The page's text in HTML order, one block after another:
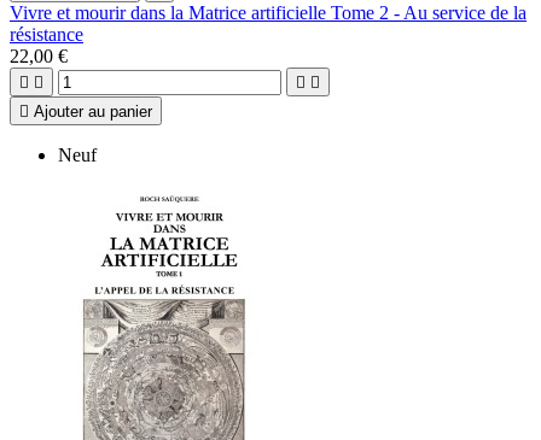
Vivre et mourir dans la Matrice artificielle Tome 2 - Au service de la
résistance
22,00 €
   
 Ajouter au panier
Neuf